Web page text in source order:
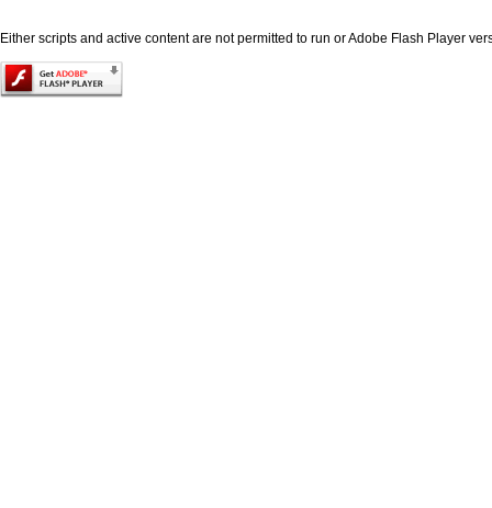
Either scripts and active content are not permitted to run or Adobe Flash Player